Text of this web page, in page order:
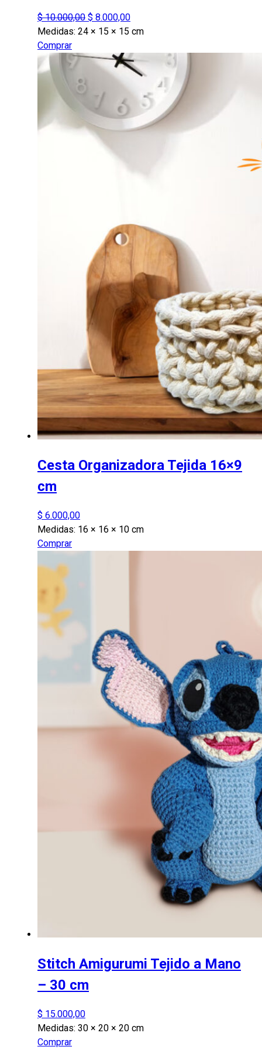
$10.000,00 El
precio
era:
$ 10.000,00.
$ 8.000,00El
precio
es:
$ 8.000,00.
Medidas: 24 × 15 × 15 cm
Comprar
Cesta Organizadora Tejida 16×9
cm
$ 6.000,00
Medidas: 16 × 16 × 10 cm
Comprar
Stitch Amigurumi Tejido a Mano
– 30 cm
$ 15.000,00
Medidas: 30 × 20 × 20 cm
Comprar